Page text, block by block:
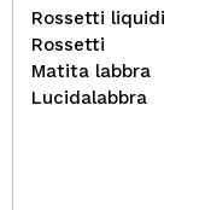
Rossetti liquidi
Rossetti
Matita labbra
Lucidalabbra